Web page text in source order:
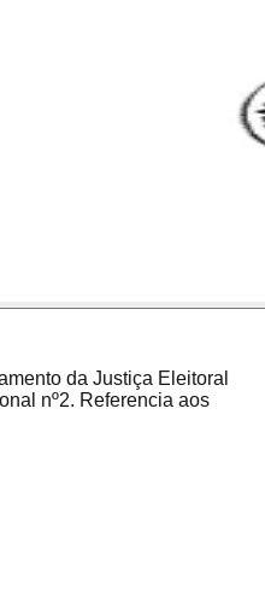
da Justiça Eleitoral
nº2. Referencia aos